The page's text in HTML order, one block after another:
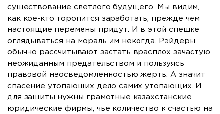
существование светлого будущего. Мы видим,
как кое-кто торопится заработать, прежде чем
настоящие перемены придут. И в этой спешке
оглядываться на мораль им некогда. Рейдеры
обычно рассчитывают застать врасплох зачастую
неожиданным предательством и пользуясь
правовой неосведомленностью жертв. А значит
спасение утопающих дело самих утопающих. И
для защиты нужны грамотные казахстанские
юридические фирмы, чье количество к счастью на